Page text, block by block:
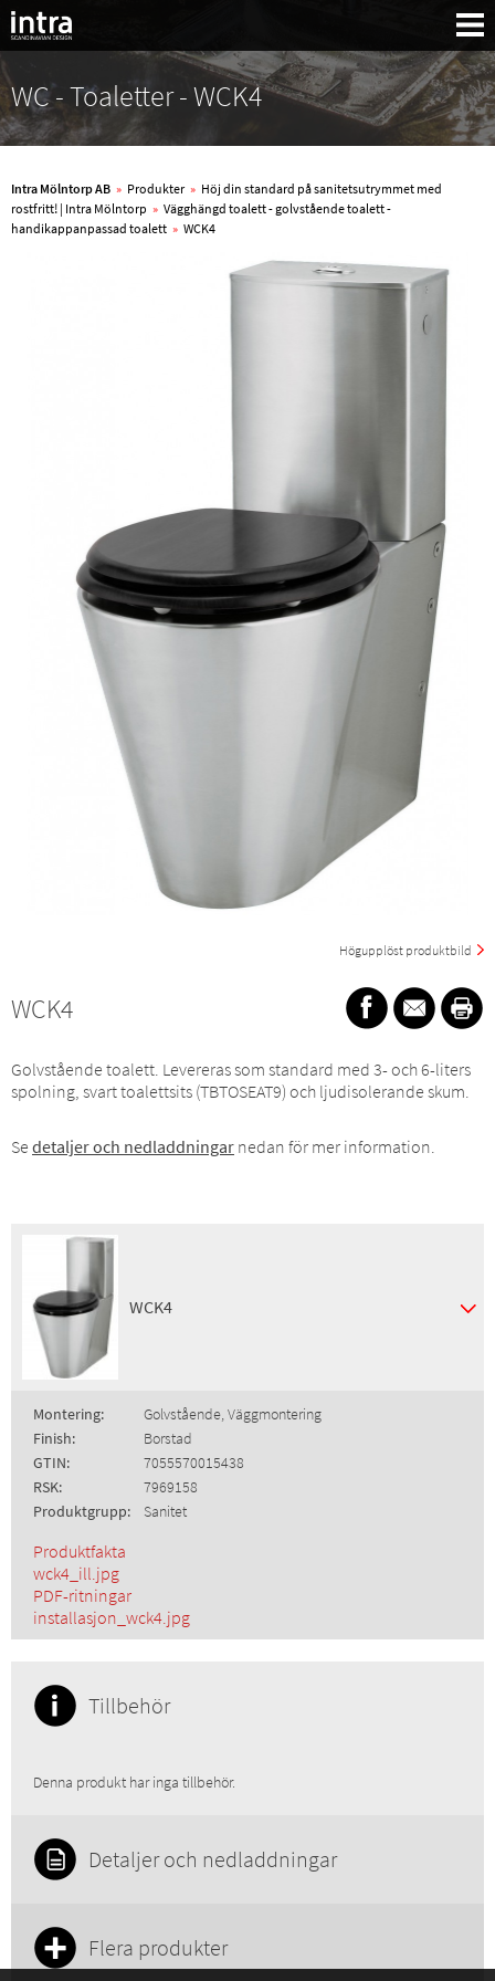
WC - Toaletter - WCK4
Intra Mölntorp AB » Produkter » Höj din standard på sanitetsutrymmet med
rostfritt! | Intra Mölntorp » Vägghängd toalett - golvstående toalett -
handikappanpassad toalett » WCK4
Högupplöst produktbild
WCK4
Golvstående toalett. Levereras som standard med 3- och 6-liters
spolning, svart toalettsits (TBTOSEAT9) och ljudisolerande skum.
Se detaljer och nedladdningar nedan för mer information.
WCK4
Montering:
Golvstående, Väggmontering
Finish:
Borstad
GTIN:
7055570015438
RSK:
7969158
Produktgrupp:
Sanitet
Produktfakta
wck4_ill.jpg
PDF-ritningar
installasjon_wck4.jpg
Tillbehör
Denna produkt har inga tillbehör.
Detaljer och nedladdningar
Flera produkter